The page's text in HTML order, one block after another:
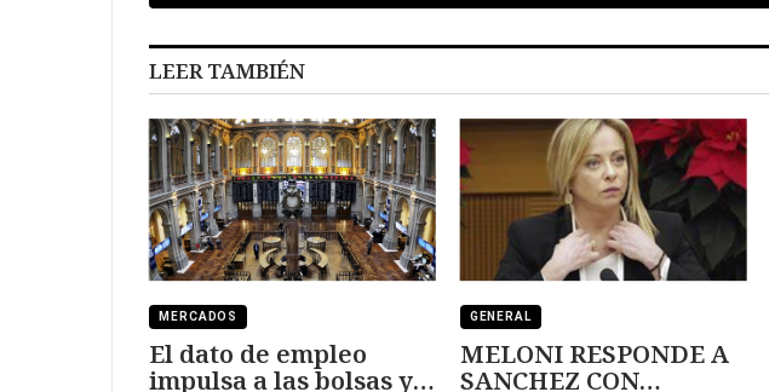
LEER TAMBIÉN
MERCADOS
El dato de empleo
impulsa a las bolsas y
GENERAL
MELONI RESPONDE A
SANCHEZ CON